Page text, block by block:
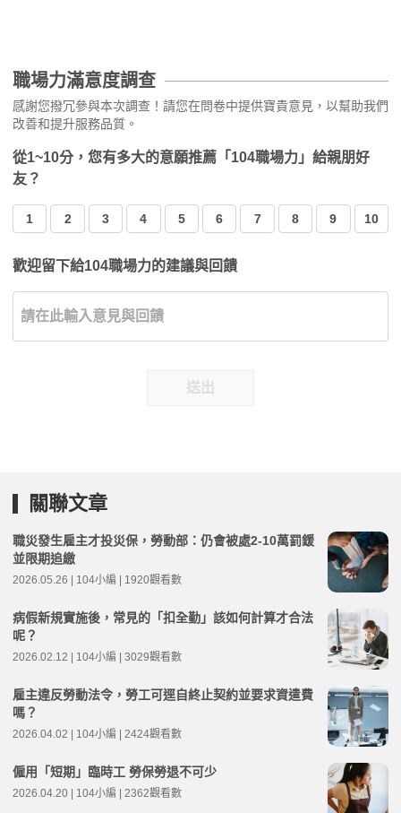
職場力滿意度調查
感謝您撥冗參與本次調查！請您在問卷中提供寶貴意見，以幫助我們
改善和提升服務品質。
從1~10分，您有多大的意願推薦「104職場力」給親朋好
友？
1 2 3 4 5 6 7 8 9 10
歡迎留下給104職場力的建議與回饋
送出
關聯文章
職災發生雇主才投災保，勞動部：仍會被處2-10萬罰鍰
並限期追繳
2026.05.26 | 104小編 | 1920觀看數
病假新規實施後，常見的「扣全勤」該如何計算才合法
呢？
2026.02.12 | 104小編 | 3029觀看數
雇主違反勞動法令，勞工可逕自終止契約並要求資遣費
嗎？
2026.04.02 | 104小編 | 2424觀看數
僱用「短期」臨時工 勞保勞退不可少
2026.04.20 | 104小編 | 2362觀看數